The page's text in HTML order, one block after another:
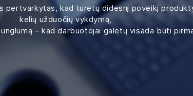
pertvarkytas, kad turėtų didesnį poveikį
kelių užduočių vykdymą,
– kad darbuotojai galėtų visada būti